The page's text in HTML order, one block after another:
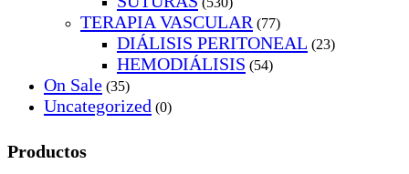
TERAPIA VASCULAR (77)
DIÁLISIS PERITONEAL (23)
HEMODIÁLISIS (54)
On Sale (35)
Uncategorized (0)
Productos